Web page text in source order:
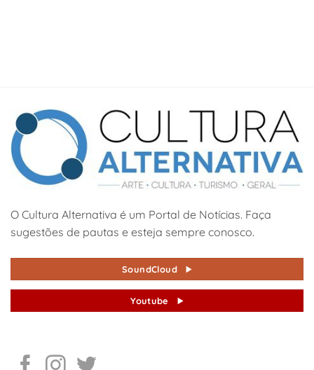
O Cultura Alternativa é um Portal de Notícias. Faça
sugestões de pautas e esteja sempre conosco.
SoundCloud
Youtube